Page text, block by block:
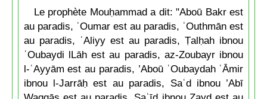
Le prophète Mouḥammad a dit: "Aboū Bakr est
au paradis, ʿOumar est au paradis, ʿOuthmān est
au paradis, ʿAliyy est au paradis, Ṭalḥah ibnou
ʿOubaydi lLāh est au paradis, az-Zoubayr ibnou
l-ʿAyyām est au paradis, ’Aboū ʿOubaydah ʿĀmir
ibnou l-Jarrāḥ est au paradis, Saʿd ibnou ’Abī